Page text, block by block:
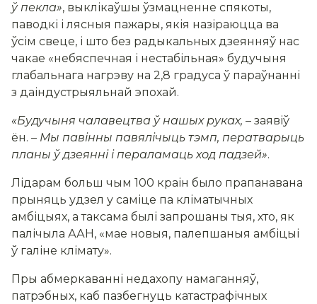
ў пекла», выклікаўшы ўзмацненне спякоты,
паводкі і лясныя пажары, якія назіраюцца ва
ўсім свеце, і што без радыкальных дзеянняў нас
чакае «небяспечная і нестабільная» будучыня
глабальнага нагрэву на 2,8 градуса ў параўнанні
з даіндустрыяльнай эпохай.
«Будучыня чалавецтва ў нашых руках, – заявіў
ён. – Мы павінны павялічыць тэмп, ператварыць
планы ў дзеянні і пераламаць ход падзей».
Лідарам больш чым 100 краін было прапанавана
прыняць удзел у саміце па кліматычных
амбіцыях, а таксама былі запрошаны тыя, хто, як
палічыла ААН, «мае новыя, палепшаныя амбіцыі
ў галіне клімату».
Пры абмеркаванні недахопу намаганняў,
патрэбных, каб пазбегнуць катастрафічных